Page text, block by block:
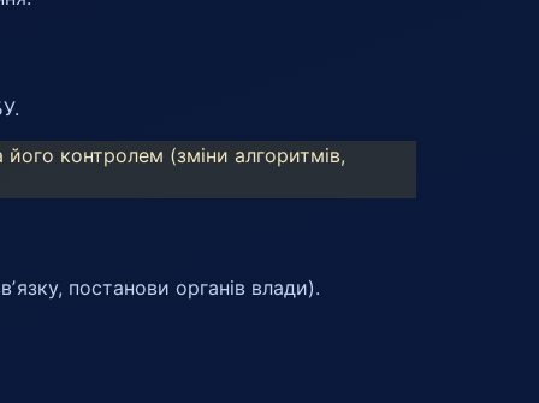
його контролем (зміни алгоритмів,
постанови органів влади).